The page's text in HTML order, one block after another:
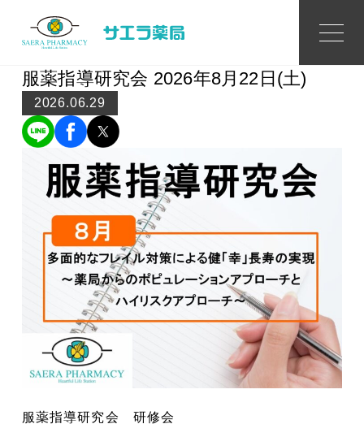
Topics
トピックス
服薬指導研究会 2026年8月22日(土)
2026.06.29
服薬指導研究会 研修会